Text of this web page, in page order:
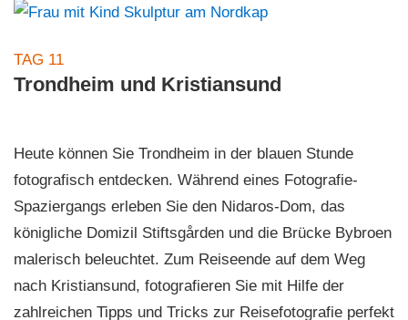
TAG 11
Trondheim und Kristiansund
Heute können Sie Trondheim in der blauen Stunde
fotografisch entdecken. Während eines Fotografie-
Spaziergangs erleben Sie den Nidaros-Dom, das
königliche Domizil Stiftsgården und die Brücke Bybroen
malerisch beleuchtet. Zum Reiseende auf dem Weg
nach Kristiansund, fotografieren Sie mit Hilfe der
zahlreichen Tipps und Tricks zur Reisefotografie perfekt